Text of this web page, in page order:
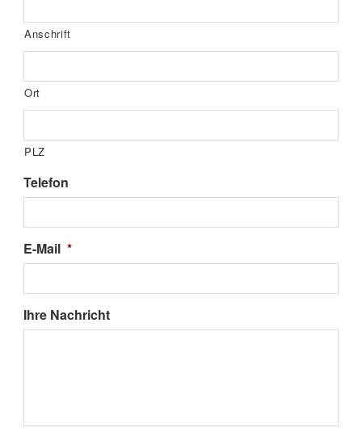
Anschrift
Ort
PLZ
Telefon
E-Mail *
Ihre Nachricht